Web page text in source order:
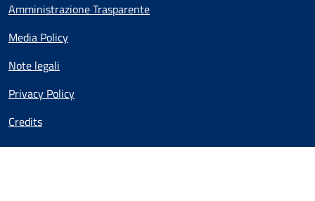
Amministrazione Trasparente
Media Policy
Note legali
Privacy Policy
Credits